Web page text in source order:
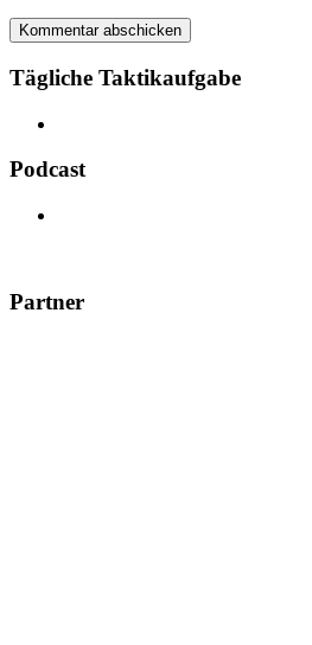
Kommentar abschicken
Tägliche Taktikaufgabe
Podcast
Partner